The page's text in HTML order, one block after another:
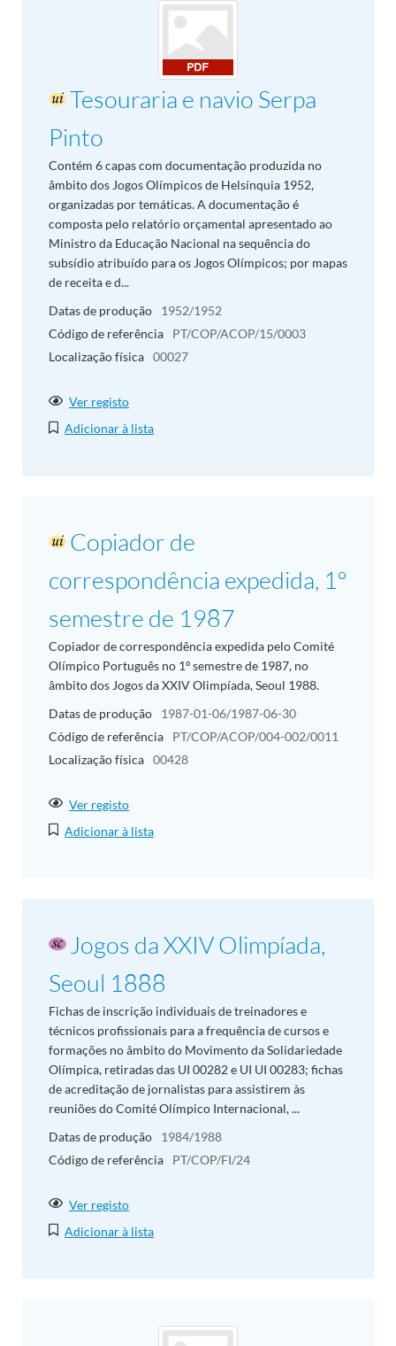
Tesouraria e navio Serpa
Pinto
Contém 6 capas com documentação produzida no
âmbito dos Jogos Olímpicos de Helsínquia 1952,
organizadas por temáticas. A documentação é
composta pelo relatório orçamental apresentado ao
Ministro da Educação Nacional na sequência do
subsídio atribuído para os Jogos Olímpicos; por mapas
de receita e d...
Datas de produção
1952/1952
Código de referência
PT/COP/ACOP/15/0003
Localização física 00027
Ver registo
Adicionar à lista
Copiador de
correspondência expedida, 1º
semestre de 1987
Copiador de correspondência expedida pelo Comité
Olímpico Português no 1º semestre de 1987, no
âmbito dos Jogos da XXIV Olimpíada, Seoul 1988.
Datas de produção
1987-01-06/1987-06-30
Código de referência
PT/COP/ACOP/004-002/0011
Localização física 00428
Ver registo
Adicionar à lista
Jogos da XXIV Olimpíada,
Seoul 1888
Fichas de inscrição individuais de treinadores e
técnicos profissionais para a frequência de cursos e
formações no âmbito do Movimento da Solidariedade
Olímpica, retiradas das UI 00282 e UI UI 00283; fichas
de acreditação de jornalistas para assistirem às
reuniões do Comité Olímpico Internacional, ...
Datas de produção
1984/1988
Código de referência
PT/COP/FI/24
Ver registo
Adicionar à lista